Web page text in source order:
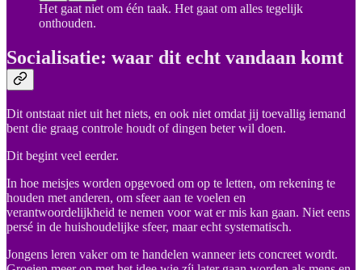
Het gaat niet om één taak. Het gaat om alles tegelijk
onthouden.
Socialisatie: waar dit echt vandaan komt
Dit ontstaat niet uit het niets, en ook niet omdat jij toevallig iemand
bent die graag controle houdt of dingen beter wil doen.
Dit begint veel eerder.
In hoe meisjes worden opgevoed om op te letten, om rekening te
houden met anderen, om sfeer aan te voelen en
verantwoordelijkheid te nemen voor wat er mis kan gaan. Niet eens
persé in de huishoudelijke sfeer, maar echt systematisch.
Jongens leren vaker om te handelen wanneer iets concreet wordt.